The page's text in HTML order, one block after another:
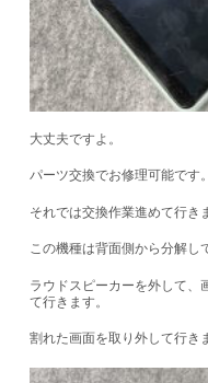
大丈夫ですよ。
パーツ交換でお修理可能です。
それでは交換作業進めて行き
この機種は背面側から分解し
ラウドスピーカーを外して、
て行きます。
割れた画面を取り外して行き